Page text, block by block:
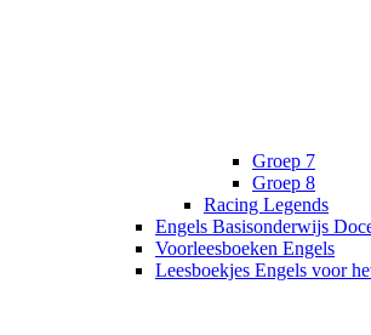
Groep 7
Groep 8
Racing Legends
Engels Basisonderwijs
Voorleesboeken Engels
Leesboekjes Engels voor